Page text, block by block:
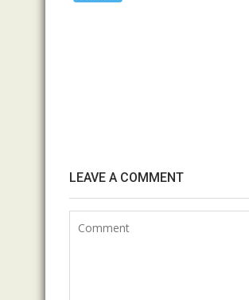
LEAVE A COMMENT